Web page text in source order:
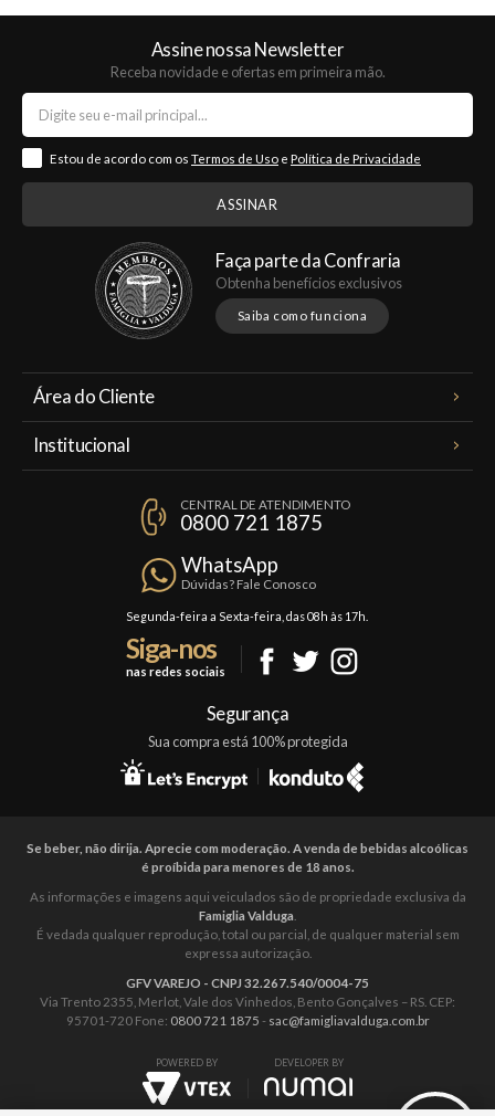
Assine nossa Newsletter
Receba novidade e ofertas em primeira mão.
Estou de acordo com os Termos de Uso e Política de Privacidade
Faça parte da Confraria
Obtenha benefícios exclusivos
Saiba como funciona
Área do Cliente
Meus Pedidos
Institucional
A Famiglia Valduga
Política de Privacidade
Trocas e Devoluções
Formas de Pagamento
CENTRAL DE ATENDIMENTO
0800 721 1875
WhatsApp
Dúvidas? Fale Conosco
Segunda-feira a Sexta-feira, das 08h às 17h.
Siga-nos
nas redes sociais
Segurança
Sua compra está 100% protegida
Se beber, não dirija. Aprecie com moderação. A venda de bebidas alcoólicas
é proíbida para menores de 18 anos.
As informações e imagens aqui veiculados são de propriedade exclusiva da
Famiglia Valduga
É vedada qualquer reprodução, total ou parcial, de qualquer material sem
expressa autorização.
GFV VAREJO - CNPJ 32.267.540/0004-75
Via Trento 2355, Merlot, Vale dos Vinhedos, Bento Gonçalves – RS. CEP:
95701-720 Fone: 0800 721 1875 - sac@famigliavalduga.com.br
POWERED BY DEVELOPER BY